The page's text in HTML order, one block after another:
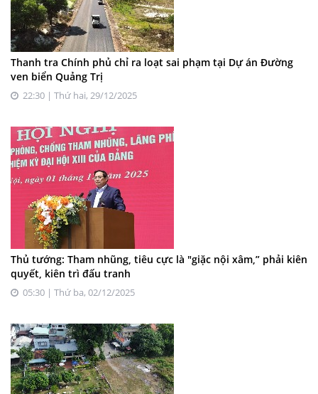
Thanh tra Chính phủ chỉ ra loạt sai phạm tại Dự án Đường
ven biển Quảng Trị
22:30 | Thứ hai, 29/12/2025
Thủ tướng: Tham nhũng, tiêu cực là "giặc nội xâm,” phải kiên
quyết, kiên trì đấu tranh
05:30 | Thứ ba, 02/12/2025